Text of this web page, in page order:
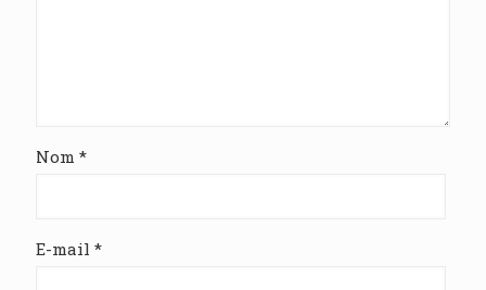
Nom *
E-mail *